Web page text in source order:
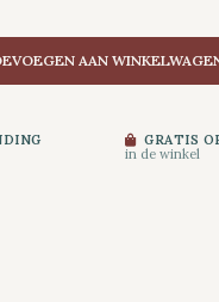
AAN
GRATIS
in de winkel